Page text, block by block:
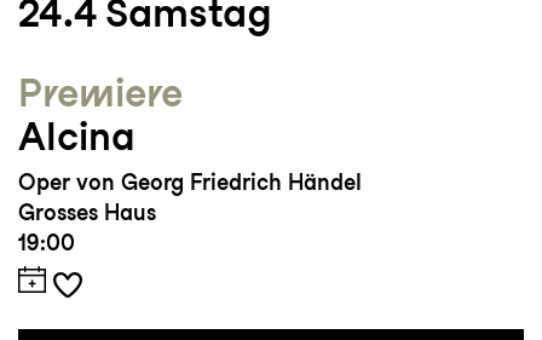
24.4 Samstag
Premiere
Alcina
Oper von Georg Friedrich Händel
Grosses Haus
19:00